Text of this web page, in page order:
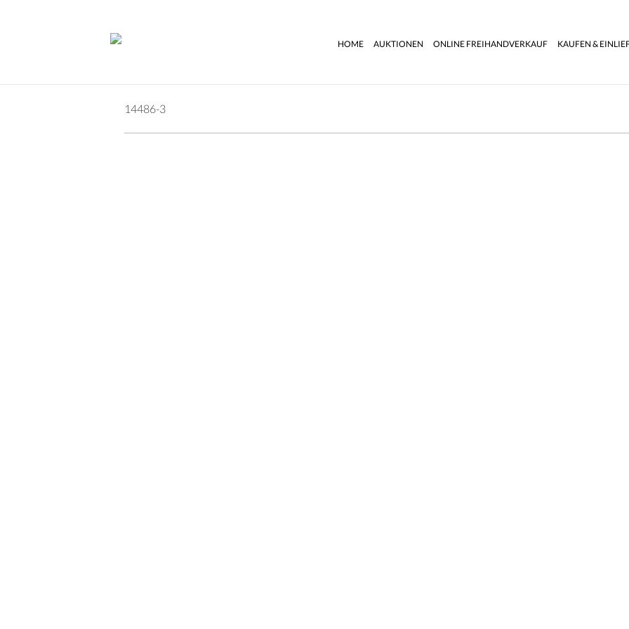
HOME AUKTIONEN ONLINE FREIHANDVERKAUF KAUFEN &
14486-3